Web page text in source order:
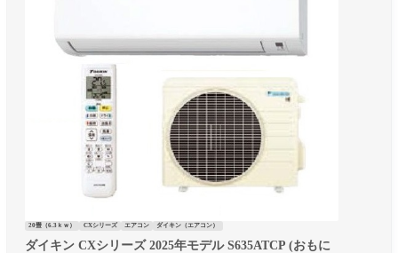
20畳（6.3ｋｗ） CXシリーズ エアコン ダイキン（エアコン）
ダイキン CXシリーズ 2025年モデル S635ATCP (おもに